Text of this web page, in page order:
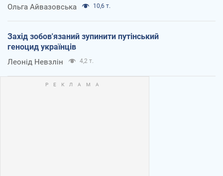
Ольга Айвазовська 10,6 т.
Захід зобов'язаний зупинити путінський
геноцид українців
Леонід Невзлін 4,2 т.